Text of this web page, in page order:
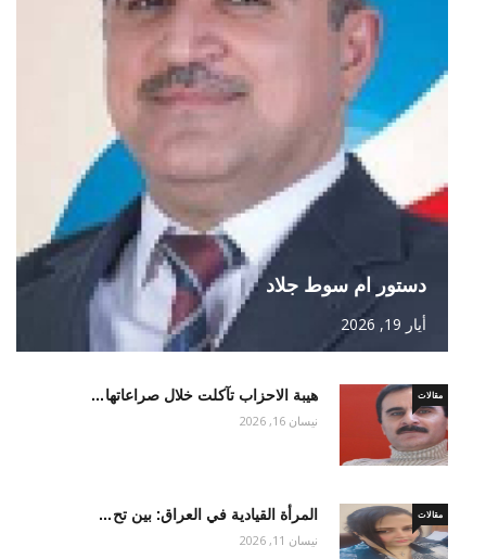
دستور ام سوط جلاد
أيار 19, 2026
هيبة الاحزاب تآكلت خلال صراعاتها… مقالات
نيسان 16, 2026
المرأة القيادية في العراق: بين تح… مقالات
نيسان 11, 2026